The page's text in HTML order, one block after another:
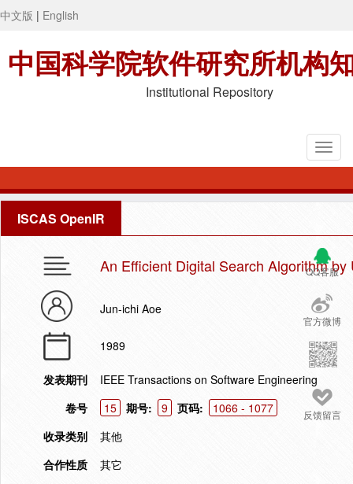
中文版 | English
中国科学院软件研究所机构
Institutional Repository
ISCAS OpenIR
QQ客服
官方微博
反馈留言
An Efficient Digital Search Algorithm
Jun-ichi Aoe
1989
发表期刊
IEEE Transactions on Software Engineering
卷号
15 期号: 9 页码:
1066 - 1077
收录类别
其他
合作性质
其它